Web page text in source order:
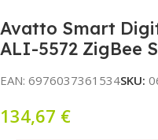
Avatto Smart
ALI-5572 ZigBee
EAN: 6976037361534SKU:
134,67 €